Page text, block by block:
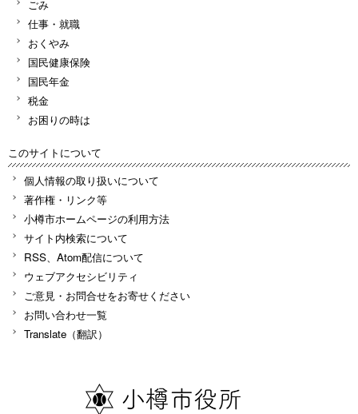
ごみ
仕事・就職
おくやみ
国民健康保険
国民年金
税金
お困りの時は
このサイトについて
個人情報の取り扱いについて
著作権・リンク等
小樽市ホームページの利用方法
サイト内検索について
RSS、Atom配信について
ウェブアクセシビリティ
ご意見・お問合せをお寄せください
お問い合わせ一覧
Translate（翻訳）